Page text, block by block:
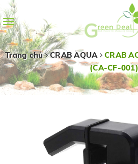
Toggle
navigation
Trang chủ CRAB AQUA
CRAB
(CA-CF-001)